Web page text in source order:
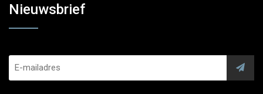
Nieuwsbrief